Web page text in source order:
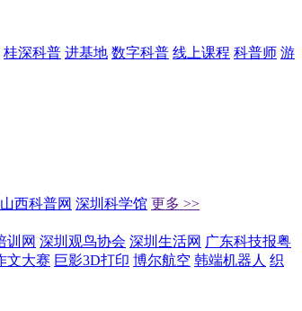
桂深科普 进基地 数字科普 线上课程 科普师 游
山西科普网 深圳科学馆 更多 >>
训网 深圳观鸟协会 深圳生活网 广东科技报粤
文大赛 巨影3D打印 博尔航空 韩端机器人 织